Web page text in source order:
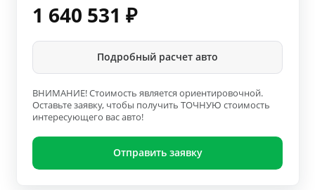
1 640 531 ₽
Подробный расчет авто
ВНИМАНИЕ! Стоимость является ориентировочной.
Оставьте заявку, чтобы получить ТОЧНУЮ стоимость
интересующего вас авто!
Отправить заявку